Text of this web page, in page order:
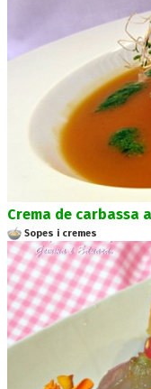
Crema de carbassa
Sopes i cremes